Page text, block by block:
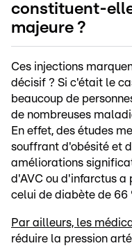
constituent-
majeure ?
Ces injections
décisif ? Si c'était le
beaucoup de
de nombreuses
En effet, des études
souffrant d'obésité et
améliorations
d'AVC ou d'infarctus a
celui de diabète de 66
Par ailleurs, les
réduire la pression